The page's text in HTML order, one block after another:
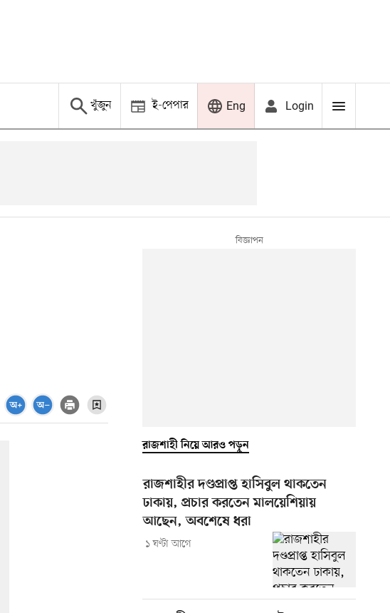
খুঁজুন ই-পেপার Eng Login
রাজশাহী নিয়ে আরও পড়ুন
রাজশাহীর দণ্ডপ্রাপ্ত হাসিবুল থাকতেন
ঢাকায়, প্রচার করতেন মালয়েশিয়ায়
আছেন, অবশেষে ধরা
১ ঘণ্টা আগে